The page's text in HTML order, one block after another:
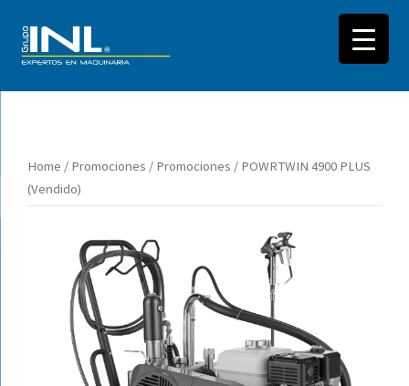
contenido
Home / Promociones / Promociones / POWRTWIN 4900 PLUS
(Vendido)